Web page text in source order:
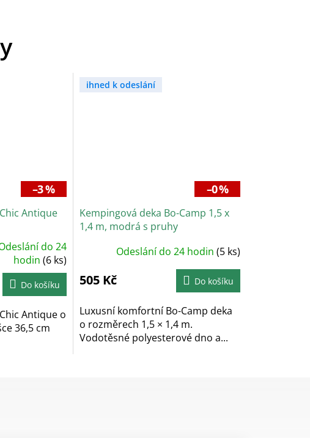
–3 %
Antique
do 24
hodin (6 ks)
Do košíku
Antique o
36,5 cm
ihned k odeslání
–0 %
Kempingová deka Bo-Camp 1,5 x
1,4 m, modrá s pruhy
Odeslání do 24 hodin (5 ks)
505 Kč Do košíku
Luxusní komfortní Bo-Camp deka
o rozměrech 1,5 × 1,4 m.
Vodotěsné polyesterové dno a...